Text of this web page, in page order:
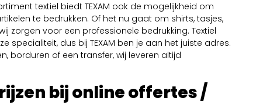
textiel biedt TEXAM ook de mogelijkheid om
te bedrukken. Of het nu gaat om shirts, tasjes,
zorgen voor een professionele bedrukking. Textiel
specialiteit, dus bij TEXAM ben je aan het juiste adres.
borduren of een transfer, wij leveren altijd
bij online offertes /